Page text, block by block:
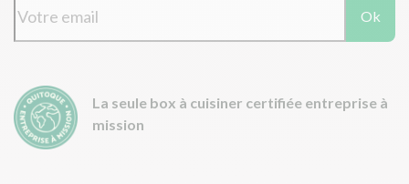
Ok
La seule box à cuisiner certifiée entreprise à
mission